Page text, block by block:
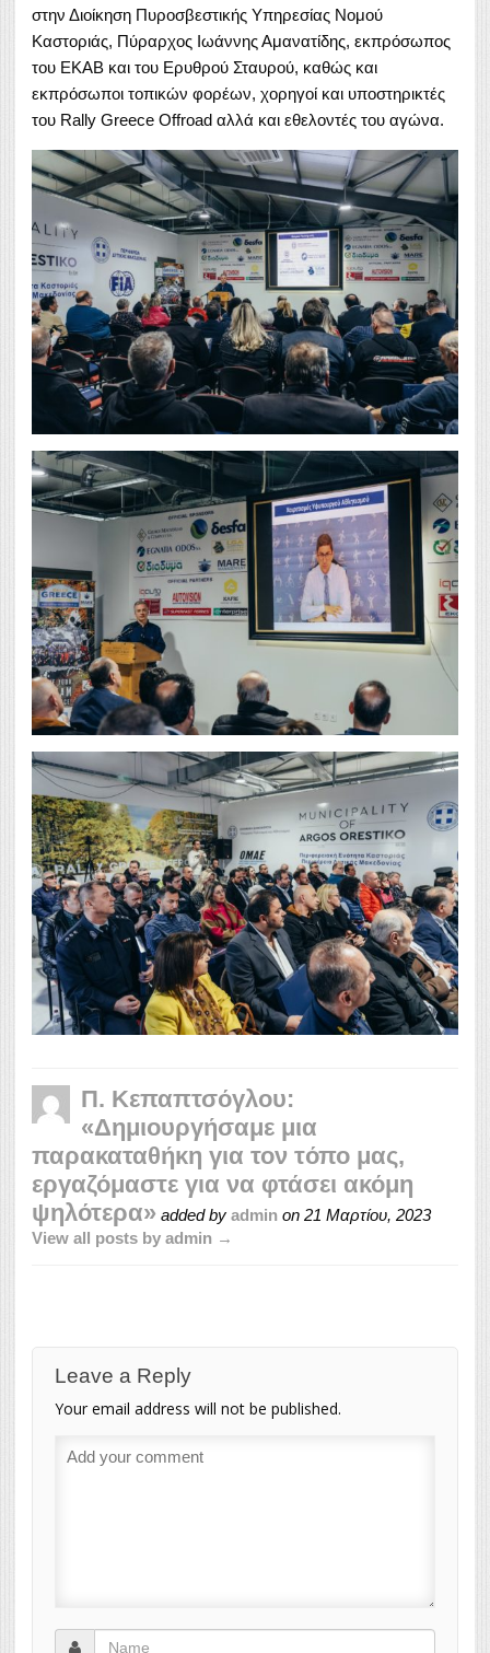
στην Διοίκηση Πυροσβεστικής Υπηρεσίας Νομού
Καστοριάς, Πύραρχος Ιωάννης Αμανατίδης, εκπρόσωπος
του ΕΚΑΒ και του Ερυθρού Σταυρού, καθώς και
εκπρόσωποι τοπικών φορέων, χορηγοί και υποστηρικτές
του Rally Greece Offroad αλλά και εθελοντές του αγώνα.
Π. Κεπαπτσόγλου:
«Δημιουργήσαμε μια
παρακαταθήκη για τον τόπο μας,
εργαζόμαστε για να φτάσει ακόμη
ψηλότερα» added by admin on 21 Μαρτίου, 2023
View all posts by admin →
Leave a Reply
Your email address will not be published.